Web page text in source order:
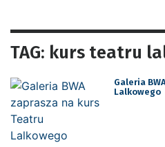
TAG: kurs teatru
Galeria
Lalkowego